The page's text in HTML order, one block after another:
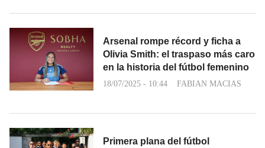
Arsenal rompe récord y ficha a
Olivia Smith: el traspaso más caro
en la historia del fútbol femenino
18/07/2025 - 10:44 FABIAN MACIAS
Primera plana del fútbol